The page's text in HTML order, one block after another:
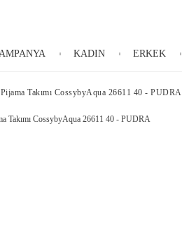
KADIN ERKEK
Pijama Takımı CossybyAqua 26611 40 - PUDRA